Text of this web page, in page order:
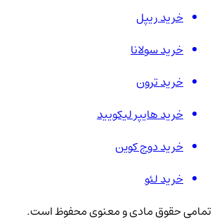
خرید ریپل
خرید سولانا
خرید ترون
خرید هایپر لیکویید
خرید دوج کوین
خرید لئو
تمامی حقوق مادی و معنوی محفوظ است.